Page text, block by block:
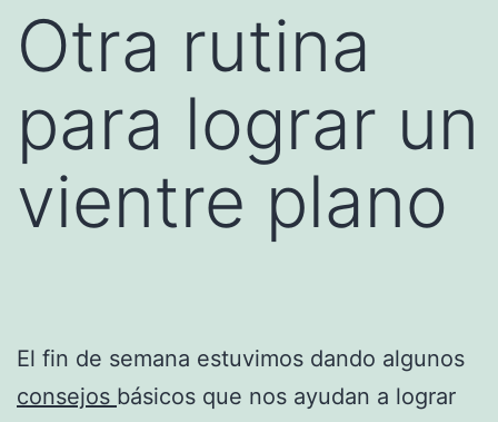
Otra rutina
para lograr un
vientre plano
El fin de semana estuvimos dando algunos
consejos básicos que nos ayudan a lograr